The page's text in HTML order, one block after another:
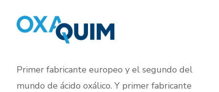
Primer fabricante europeo y el segundo del
mundo de ácido oxálico. Y primer fabricante